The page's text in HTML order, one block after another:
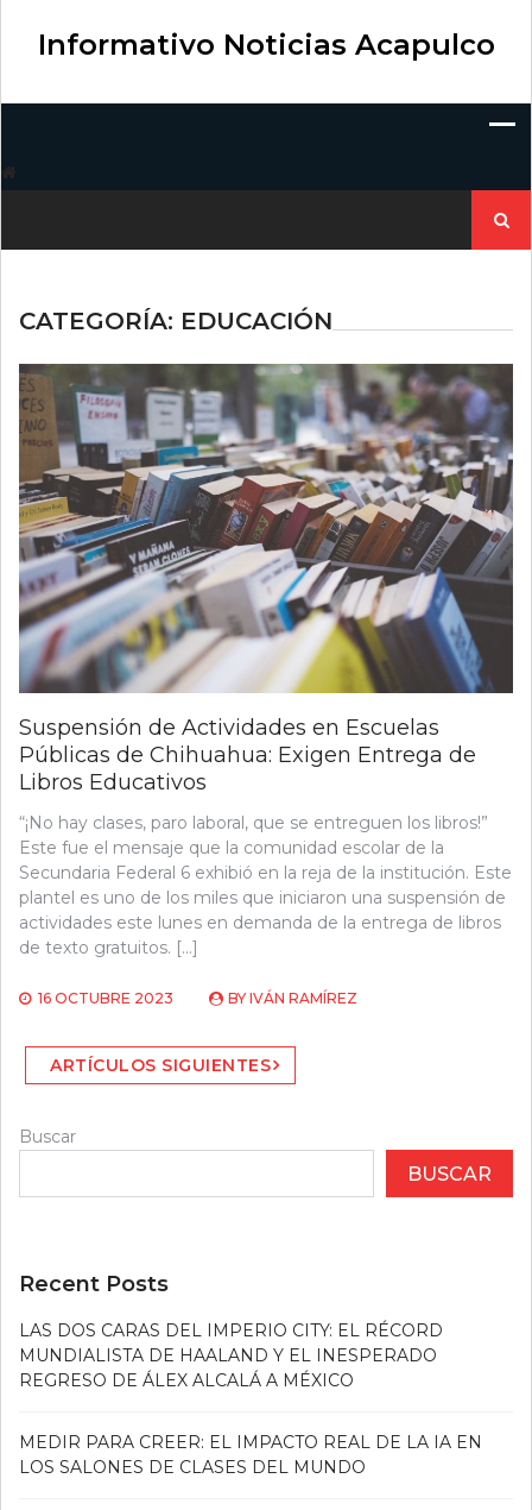
contentInformativo Noticias Acapulco
CATEGORÍA: EDUCACIÓN
Suspensión de Actividades en Escuelas
Públicas de Chihuahua: Exigen Entrega de
Libros Educativos
“¡No hay clases, paro laboral, que se entreguen los libros!”
Este fue el mensaje que la comunidad escolar de la
Secundaria Federal 6 exhibió en la reja de la institución. Este
plantel es uno de los miles que iniciaron una suspensión de
actividades este lunes en demanda de la entrega de libros
de texto gratuitos. […]
16 OCTUBRE 2023 BY IVÁN RAMÍREZ
Navegación
de
entradas
ARTÍCULOS SIGUIENTES
Buscar
BUSCAR
Recent Posts
LAS DOS CARAS DEL IMPERIO CITY: EL RÉCORD
MUNDIALISTA DE HAALAND Y EL INESPERADO
REGRESO DE ÁLEX ALCALÁ A MÉXICO
MEDIR PARA CREER: EL IMPACTO REAL DE LA IA EN
LOS SALONES DE CLASES DEL MUNDO